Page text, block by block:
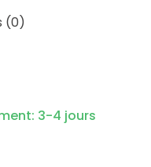
(0)
3-4 jours